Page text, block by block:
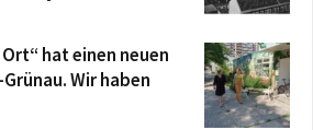
hat einen neuen
Wir haben